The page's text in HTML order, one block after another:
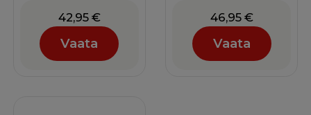
42,95 €
Vaata
46,95 €
Vaata